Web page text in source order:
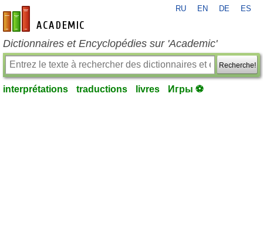
fr-academic.com
RU EN DE ES
Dictionnaires et Encyclopédies sur 'Academic'
Recherche!
interprétations traductions livres Игры ⚽